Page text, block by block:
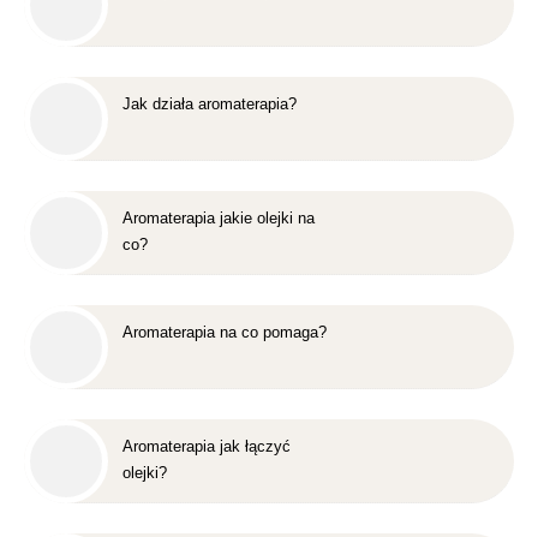
Jak działa aromaterapia?
Aromaterapia jakie olejki na
co?
Aromaterapia na co pomaga?
Aromaterapia jak łączyć
olejki?